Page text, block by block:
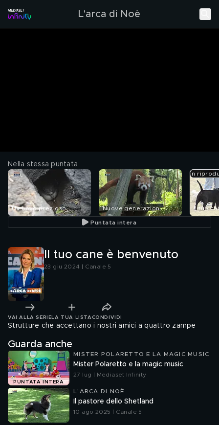
L'arca di Noè
Nella stessa puntata
Un uovo prezioso Nuove generazioni
in
Il tuo
Puntata intera
Il tuo cane è benvenuto
23 giu 2024 | Canale 5
VAI ALLA SERIE LA TUA LISTA CONDIVIDI
Strutture che accettano i nostri amici a quattro zampe
Guarda anche
PUNTATA INTERA
MISTER POLARETTO E LA MAGIC MUSIC
Mister Polaretto e la magic music
27 lug | Mediaset Infinity
L'ARCA DI NOÈ
Il pastore dello Shetland
10 ago 2025 | Canale 5